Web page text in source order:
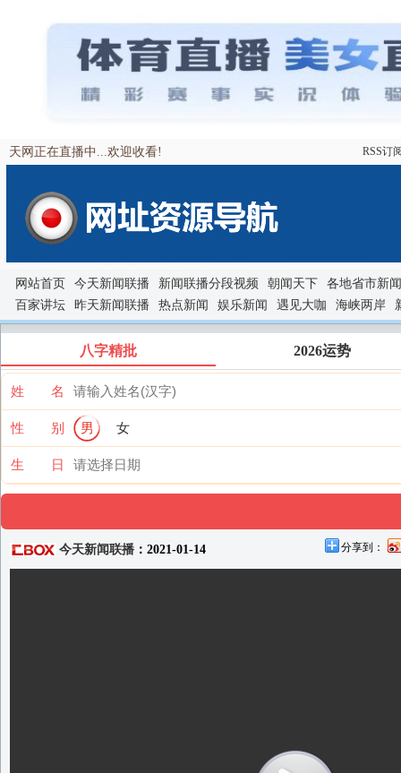
天网正在直播中...欢迎收看! RSS订
网站首页 今天新闻联播 新闻联播分段视频 朝闻天下
各地省市新
百家讲坛
昨天新闻联播 热点新闻 娱乐新闻 遇见大咖 海峡两岸
八字精批 2026运势
姓 名
性 别 男 女
生 日
今天新闻联播 ：2021-01-14 分享到：